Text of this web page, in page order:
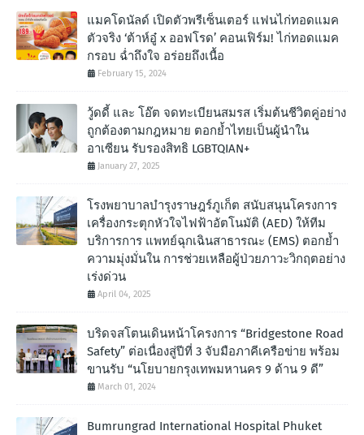
แมคโดนัลด์ เปิดตัวพรีเซ็นเตอร์ แฟนไก่ทอดแมค
ตัวจริง ‘ต้าห์อู๋ x ออฟโรด’ คอนเฟิร์ม! ไก่ทอดแมค
กรอบ ฉํ่าถึงใจ อร่อยถึงเนื้อ
February 15, 2024
วู้ดดี้ และ โอ๊ต จดทะเบียนสมรส เริ่มต้นชีวิตคู่อย่าง
ถูกต้องตามกฎหมาย ตอกย้ำไทยเป็นผู้นำใน
อาเซียน รับรองสิทธิ LGBTQIAN+
January 27, 2025
โรงพยาบาลบำรุงราษฎร์ภูเก็ต สนับสนุนโครงการ
เครื่องกระตุกหัวใจไฟฟ้าอัตโนมัติ (AED) ให้ทีม
บริการการ แพทย์ฉุกเฉินสาธารณะ (EMS) ตอกย้ำ
ความมุ่งมั่นใน การช่วยเหลือผู้ป่วยภาวะวิกฤตอย่าง
เร่งด่วน
April 04, 2025
บริดจสโตนเดินหน้าโครงการ “Bridgestone Road
Safety” ต่อเนื่องสู่ปีที่ 3 จับมือภาคีเครือข่าย พร้อม
ขานรับ “นโยบายกรุงเทพมหานคร 9 ด้าน 9 ดี”
March 01, 2024
Bumrungrad International Hospital Phuket